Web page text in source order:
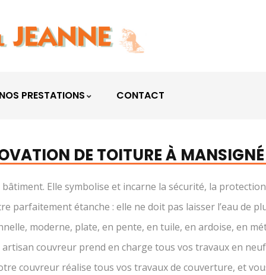
NOS PRESTATIONS CONTACT
DE TOITURE À
Elle symbolise et incarne la sécurité, la
étanche : elle ne doit pas laisser l’eau de
moderne, plate, en pente, en tuile, en ardoise, en
couvreur prend en charge tous vos travaux en
couvreur réalise tous vos travaux de couverture, et